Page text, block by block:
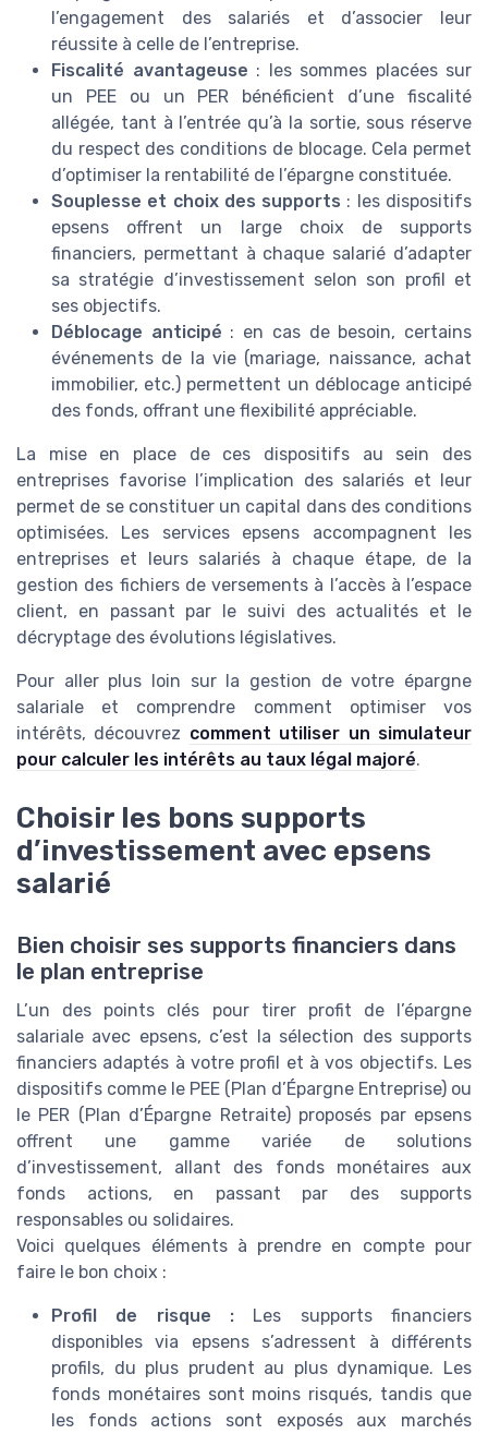
l’engagement des salariés et d’associer leur
réussite à celle de l’entreprise.
Fiscalité avantageuse : les sommes placées sur
un PEE ou un PER bénéficient d’une fiscalité
allégée, tant à l’entrée qu’à la sortie, sous réserve
du respect des conditions de blocage. Cela permet
d’optimiser la rentabilité de l’épargne constituée.
Souplesse et choix des supports : les dispositifs
epsens offrent un large choix de supports
financiers, permettant à chaque salarié d’adapter
sa stratégie d’investissement selon son profil et
ses objectifs.
Déblocage anticipé : en cas de besoin, certains
événements de la vie (mariage, naissance, achat
immobilier, etc.) permettent un déblocage anticipé
des fonds, offrant une flexibilité appréciable.
La mise en place de ces dispositifs au sein des
entreprises favorise l’implication des salariés et leur
permet de se constituer un capital dans des conditions
optimisées. Les services epsens accompagnent les
entreprises et leurs salariés à chaque étape, de la
gestion des fichiers de versements à l’accès à l’espace
client, en passant par le suivi des actualités et le
décryptage des évolutions législatives.
Pour aller plus loin sur la gestion de votre épargne
salariale et comprendre comment optimiser vos
intérêts, découvrez comment utiliser un simulateur
pour calculer les intérêts au taux légal majoré.
Choisir les bons supports
d’investissement avec epsens
salarié
Bien choisir ses supports financiers dans
le plan entreprise
L’un des points clés pour tirer profit de l’épargne
salariale avec epsens, c’est la sélection des supports
financiers adaptés à votre profil et à vos objectifs. Les
dispositifs comme le PEE (Plan d’Épargne Entreprise) ou
le PER (Plan d’Épargne Retraite) proposés par epsens
offrent une gamme variée de solutions
d’investissement, allant des fonds monétaires aux
fonds actions, en passant par des supports
responsables ou solidaires.
Voici quelques éléments à prendre en compte pour
faire le bon choix :
Profil de risque : Les supports financiers
disponibles via epsens s’adressent à différents
profils, du plus prudent au plus dynamique. Les
fonds monétaires sont moins risqués, tandis que
les fonds actions sont exposés aux marchés